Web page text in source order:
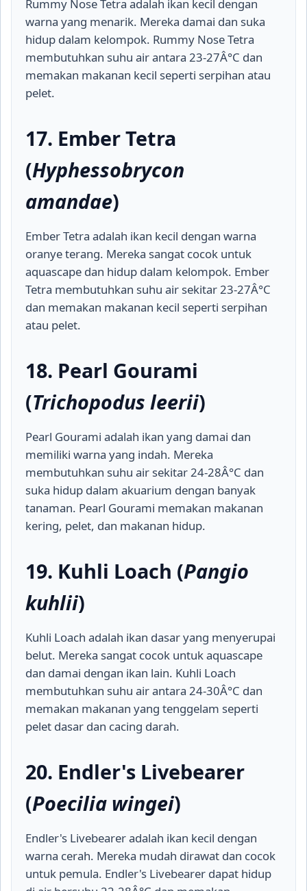
Rummy Nose Tetra adalah ikan kecil dengan
warna yang menarik. Mereka damai dan suka
hidup dalam kelompok. Rummy Nose Tetra
membutuhkan suhu air antara 23-27Â°C dan
memakan makanan kecil seperti serpihan atau
pelet.
17. Ember Tetra
(Hyphessobrycon
amandae)
Ember Tetra adalah ikan kecil dengan warna
oranye terang. Mereka sangat cocok untuk
aquascape dan hidup dalam kelompok. Ember
Tetra membutuhkan suhu air sekitar 23-27Â°C
dan memakan makanan kecil seperti serpihan
atau pelet.
18. Pearl Gourami
(Trichopodus leerii)
Pearl Gourami adalah ikan yang damai dan
memiliki warna yang indah. Mereka
membutuhkan suhu air sekitar 24-28Â°C dan
suka hidup dalam akuarium dengan banyak
tanaman. Pearl Gourami memakan makanan
kering, pelet, dan makanan hidup.
19. Kuhli Loach (Pangio
kuhlii)
Kuhli Loach adalah ikan dasar yang menyerupai
belut. Mereka sangat cocok untuk aquascape
dan damai dengan ikan lain. Kuhli Loach
membutuhkan suhu air antara 24-30Â°C dan
memakan makanan yang tenggelam seperti
pelet dasar dan cacing darah.
20. Endler's Livebearer
(Poecilia wingei)
Endler's Livebearer adalah ikan kecil dengan
warna cerah. Mereka mudah dirawat dan cocok
untuk pemula. Endler's Livebearer dapat hidup